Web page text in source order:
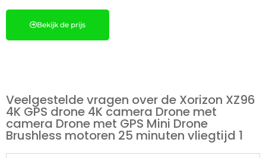
Bekijk de prijs
Veelgestelde vragen over de Xorizon XZ96
4K GPS drone 4K camera Drone met
camera Drone met GPS Mini Drone
Brushless motoren 25 minuten vliegtijd 1